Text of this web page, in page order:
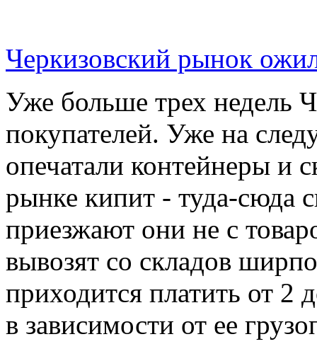
Черкизовский рынок
Уже больше трех недель
покупателей. Уже на
опечатали контейнеры и
рынке кипит - туда-сюда
приезжают они не с
вывозят со складов
приходится платить от 2
в зависимости от ее